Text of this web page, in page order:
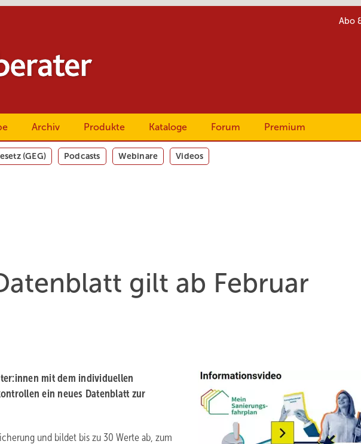
Abo
Archiv Produkte Kataloge Forum Premium
(GEG) Podcasts Webinare Videos
gilt ab Februar
mit dem individuellen
ein neues Datenblatt zur
und bildet bis zu 30 Werte ab, zum